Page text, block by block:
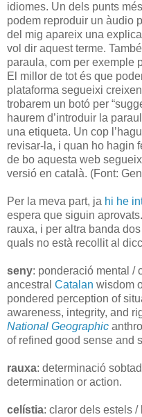
idiomes. Un dels punts
podem reproduir un àudio
del mig apareix una
vol dir aquest terme.
paraula, com per exemple
El millor de tot és que
plataforma segueixi
trobarem un botó per
haurem d’introduir la
una etiqueta. Un cop
revisar-la, i quan ho hagin
de bo aquesta web
versió en català. (Font:
Per la meva part, ja hi he
espera que siguin
rauxa, i per altra banda
quals no està recollit al
seny: ponderació mental /
ancestral Catalan wisdom
pondered perception of
awareness, integrity, and
National Geographic
of refined good sense and
rauxa: determinació
determination or action.
celístia: claror dels estels /